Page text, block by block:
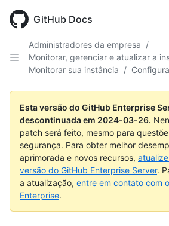
main
GitHub Docs
Administradores da empresa /
Monitorar, gerenciar e atualizar a
Monitorar sua instância /
Esta versão do GitHub Enterprise
descontinuada em 2024-03-26.
patch será feito, mesmo para
segurança. Para obter melhor
aprimorada e novos recursos,
versão do GitHub Enterprise Server.
a atualização, entre em contato com
Enterprise.